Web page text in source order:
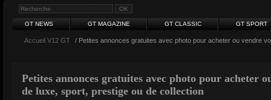
GT NEWS GT MAGAZINE GT CLASSIC GT SPORT
Accueil V12 GT / Petites annonces gratuites avec photo pour acheter ou vendre
Petites annonces gratuites avec photo pour acheter
de luxe, sport, prestige ou de collection